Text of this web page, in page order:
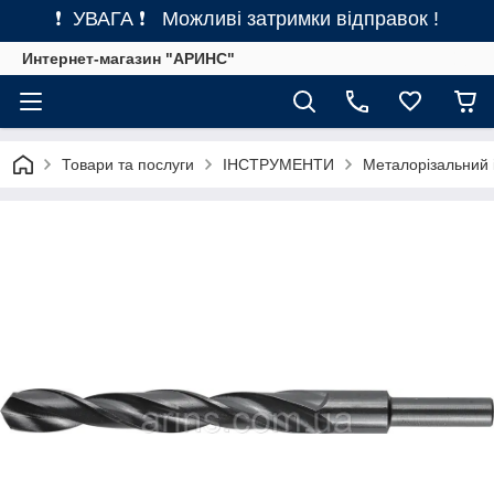
❗ УВАГА ❗ Можливі затримки відправок !
Интернет-магазин "АРИНС"
Товари та послуги ІНСТРУМЕНТИ Металорізальний